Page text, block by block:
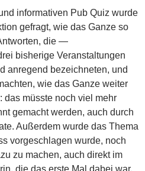
informativen Pub Quiz wurde
gefragt, wie das Ganze so
die —
bisherige Veranstaltungen
anregend bezeichneten, und
wie das Ganze weiter
das müsste noch viel mehr
gemacht werden, auch durch
Außerdem wurde das Thema
vorgeschlagen wurde, noch
zu machen, auch direkt im
die das erste Mal dabei war,